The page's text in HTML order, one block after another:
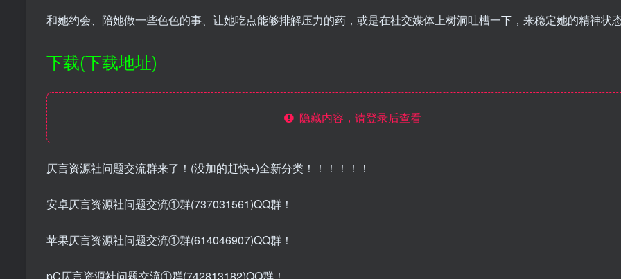
和她约会、陪她做一些色色的事、让她吃点能够排解压力的药，或是在社交媒体上树洞吐槽一下，来稳定她的精神状
下载(下载地址)
隐藏内容，请登录后查看
仄言资源社问题交流群来了！(没加的赶快+)全新分类！！！！！！
安卓仄言资源社问题交流①群(737031561)QQ群！
苹果仄言资源社问题交流①群(614046907)QQ群！
pC仄言资源社问题交流①群(742813182)QQ群！